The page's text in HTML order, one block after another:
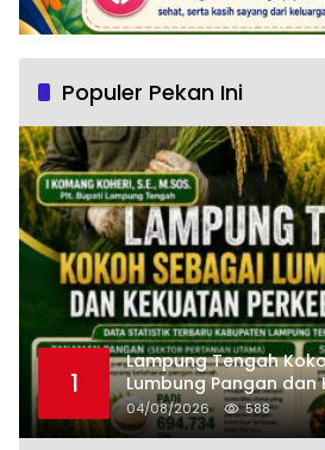
Populer Pekan Ini
1
Lampung Tengah
Lumbung Pangan dan
Perkebunan
Kemandirian Pangan
04/08/2026 588